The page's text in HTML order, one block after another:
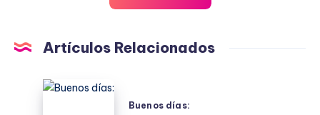
Artículos Relacionados
Buenos
Buenos días: